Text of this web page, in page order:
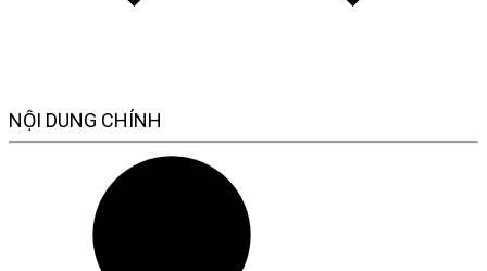
NỘI DUNG CHÍNH